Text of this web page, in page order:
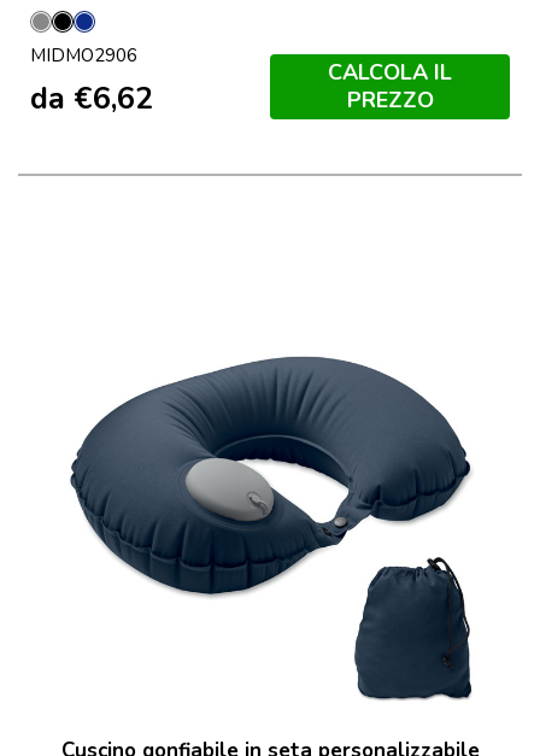
Grigio
NeroFrancese
Navy
MIDMO2906
da €6,62
CALCOLA IL
PREZZO